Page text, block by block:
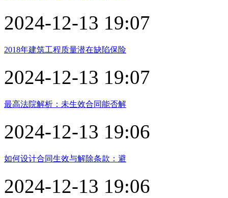
2024-12-13 19:07
2018年建筑工程质量潜在缺陷保险
2024-12-13 19:07
最高法院解析：未生效合同能否解
2024-12-13 19:06
如何设计合同生效与解除条款：避
2024-12-13 19:06